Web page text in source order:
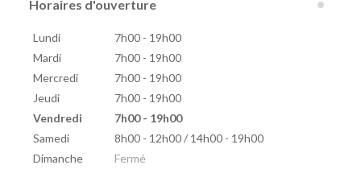
Horaires d'ouverture
Lundi
7h00 - 19h00
Mardi
7h00 - 19h00
Mercredi
7h00 - 19h00
Jeudi
7h00 - 19h00
Vendredi
7h00 - 19h00
Samedi
8h00 - 12h00 / 14h00 - 19h00
Dimanche
Fermé